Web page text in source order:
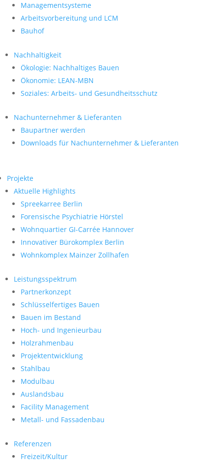
Managementsysteme
Arbeitsvorbereitung und LCM
Bauhof
Nachhaltigkeit
Ökologie: Nachhaltiges Bauen
Ökonomie: LEAN-MBN
Soziales: Arbeits- und Gesundheitsschutz
Nachunternehmer & Lieferanten
Baupartner werden
Downloads für Nachunternehmer & Lieferanten
Projekte
Aktuelle Highlights
Spreekarree Berlin
Forensische Psychiatrie Hörstel
Wohnquartier GI-Carrée Hannover
Innovativer Bürokomplex Berlin
Wohnkomplex Mainzer Zollhafen
Leistungsspektrum
Partnerkonzept
Schlüsselfertiges Bauen
Bauen im Bestand
Hoch- und Ingenieurbau
Holzrahmenbau
Projektentwicklung
Stahlbau
Modulbau
Auslandsbau
Facility Management
Metall- und Fassadenbau
Referenzen
Freizeit/Kultur